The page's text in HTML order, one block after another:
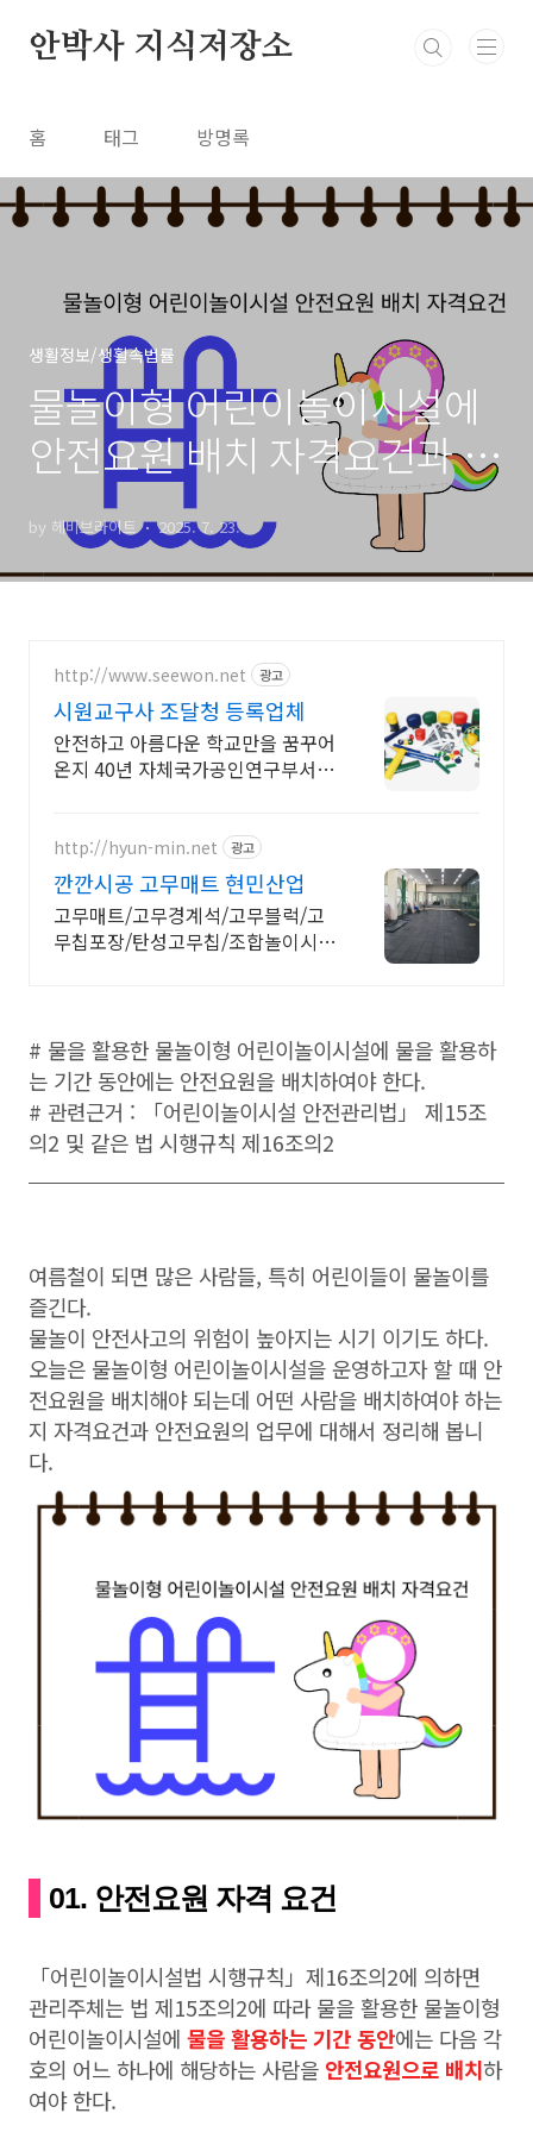
안박사 지식저장소
홈 태그 방명록
생활정보/생활속법률
물놀이형 어린이놀이시설에
안전요원 배치 자격요건과 업
무 내용
by 헤비브라이트 2025. 7. 23.
http://www.seewon.net 광고
시원교구사 조달청 등록업체
안전하고 아름다운 학교만을 꿈꾸어
온지 40년 자체국가공인연구부서,
http://hyun-min.net 광고
깐깐시공 고무매트 현민산업
고무매트/고무경계석/고무블럭/고
무칩포장/탄성고무칩/조합놀이시설
# 물을 활용한 물놀이형 어린이놀이시설에 물을 활용하
는 기간 동안에는 안전요원을 배치하여야 한다.
# 관련근거 : 「어린이놀이시설 안전관리법」 제15조
의2 및 같은 법 시행규칙 제16조의2
여름철이 되면 많은 사람들, 특히 어린이들이 물놀이를
즐긴다.
물놀이 안전사고의 위험이 높아지는 시기 이기도 하다.
오늘은 물놀이형 어린이놀이시설을 운영하고자 할 때 안
전요원을 배치해야 되는데 어떤 사람을 배치하여야 하는
지 자격요건과 안전요원의 업무에 대해서 정리해 봅니
다.
01. 안전요원 자격 요건
「어린이놀이시설법 시행규칙」제16조의2에 의하면
관리주체는 법 제15조의2에 따라 물을 활용한 물놀이형
어린이놀이시설에 물을 활용하는 기간 동안에는 다음 각
호의 어느 하나에 해당하는 사람을 안전요원으로 배치하
여야 한다.